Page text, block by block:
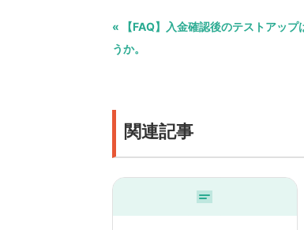
« 【FAQ】入金確認後のテストアップ
うか。
関連記事